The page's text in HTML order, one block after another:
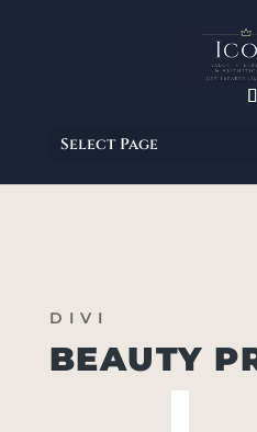
Select Page
DIVI
BEAUTY